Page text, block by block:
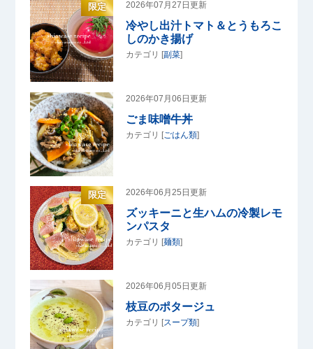
限定 2026年07月27日更新
冷やし出汁トマト＆とうもろこ
しのかき揚げ
カテゴリ [副菜]
2026年07月06日更新
ごま味噌牛丼
カテゴリ [ごはん類]
限定 2026年06月25日更新
ズッキーニと生ハムの冷製レモ
ンパスタ
カテゴリ [麺類]
2026年06月05日更新
枝豆のポタージュ
カテゴリ [スープ類]